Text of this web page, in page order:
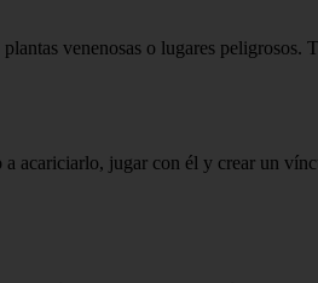
venenosas o lugares
jugar con él y crear un